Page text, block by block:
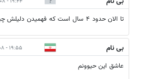
تا الان حدود ۴ سال است که فهمیدن دلیلش چیست.پس چرا کتابهای آموزشی را در ایران درست نمیکنن؟
بی نام ۱۹:۵۵ - ۱۳۹۲/۰۴/۰۸
عاشق این حیوونم